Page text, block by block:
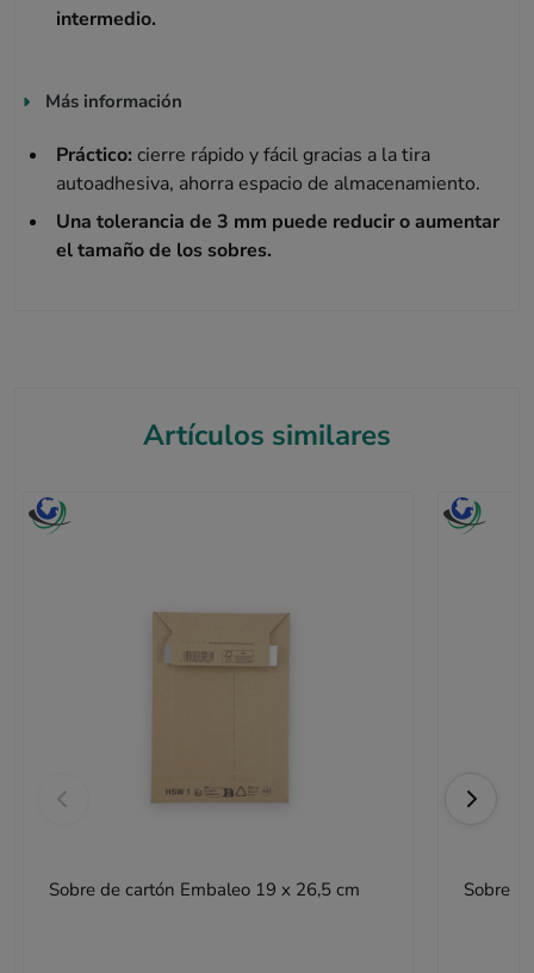
intermedio.
Más información
Práctico: cierre rápido y fácil gracias a la tira
autoadhesiva, ahorra espacio de almacenamiento.
Una tolerancia de 3 mm puede reducir o aumentar
el tamaño de los sobres.
Artículos similares
Sobre de cartón Embaleo 19 x 26,5 cm Sobre